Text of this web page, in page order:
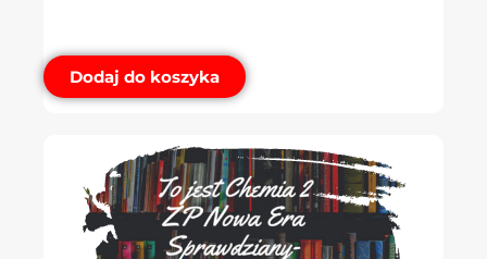
Dodaj do koszyka